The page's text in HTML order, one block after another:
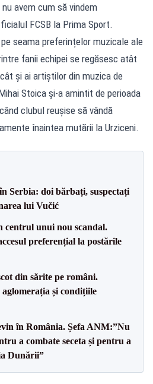
avem cum să vindem
FCSB la Prima Sport.
seama preferințelor muzicale ale
fanii echipei se regăsesc atât
și ai artiștilor din muzica de
Stoica și-a amintit de perioada
clubul reușise să vândă
înaintea mutării la Urziceni.
Serbia: doi bărbați, suspectați
lui Vučić
centrul unui nou scandal.
preferențial la postările
din sărite pe români.
și condițiile
în România. Șefa ANM:”Nu
a combate seceta și pentru a
Dunării”